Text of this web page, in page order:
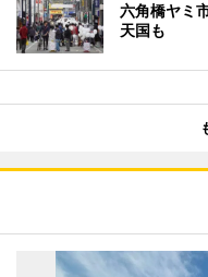
六角橋ヤミ
天国も